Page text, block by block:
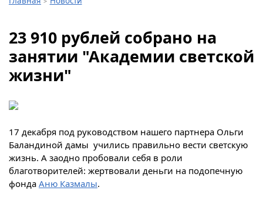
23 910 рублей собрано на
занятии "Академии светской
жизни"
17 декабря под руководством нашего партнера Ольги
Баландиной дамы учились правильно вести светскую
жизнь. А заодно пробовали себя в роли
благотворителей: жертвовали деньги на подопечную
фонда Аню Казмалы.